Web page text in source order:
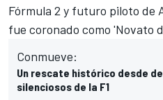
Fórmula 2 y futuro piloto de
fue coronado como 'Novato
Conmueve:
Un rescate histórico desde
silenciosos de la F1